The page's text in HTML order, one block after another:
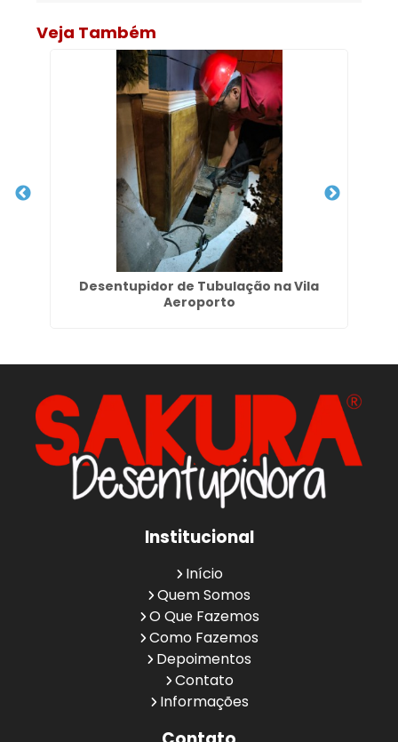
Veja Também
Desentupidor de Tubulação na Vila
Aeroporto
Institucional
Início
Quem Somos
O Que Fazemos
Como Fazemos
Depoimentos
Contato
Informações